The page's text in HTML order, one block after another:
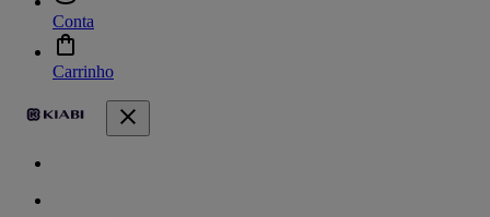
Conta
Carrinho